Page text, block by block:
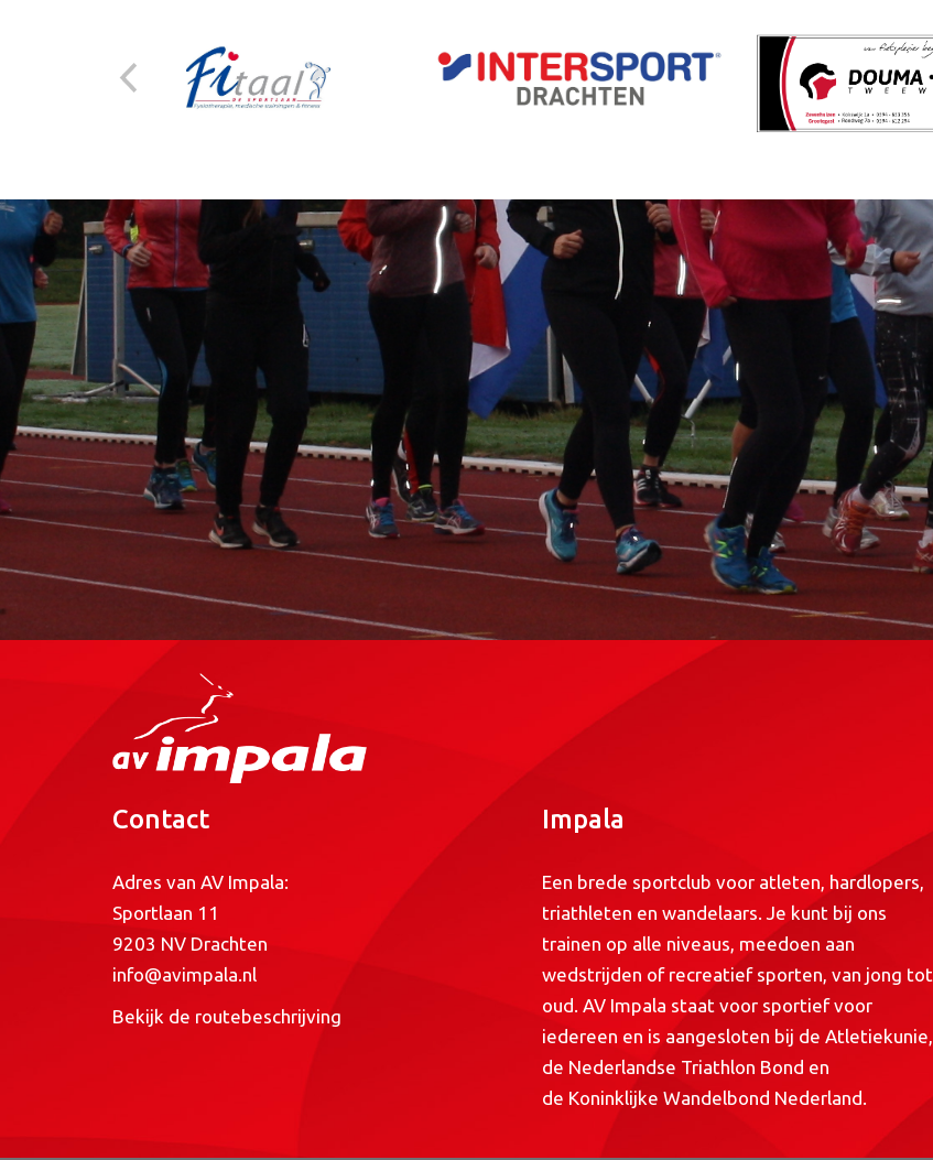
Contact
Adres van AV Impala:
Sportlaan 11
9203 NV Drachten
info@avimpala.nl
Bekijk de routebeschrijving
Impala
Een brede sportclub voor atleten, hardlopers,
triathleten en wandelaars. Je kunt bij ons
trainen op alle niveaus, meedoen aan
wedstrijden of recreatief sporten, van jong tot
oud. AV Impala staat voor sportief voor
iedereen en is aangesloten bij de Atletiekunie,
de Nederlandse Triathlon Bond en
de Koninklijke Wandelbond Nederland.